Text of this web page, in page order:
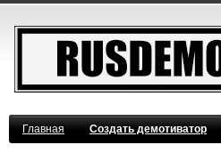
Главная Создать демотиватор